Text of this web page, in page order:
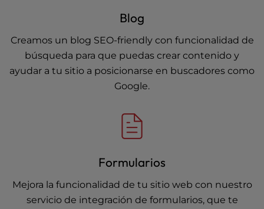
Blog
Creamos un blog SEO-friendly con funcionalidad de
búsqueda para que puedas crear contenido y
ayudar a tu sitio a posicionarse en buscadores como
Google.
Formularios
Mejora la funcionalidad de tu sitio web con nuestro
servicio de integración de formularios, que te